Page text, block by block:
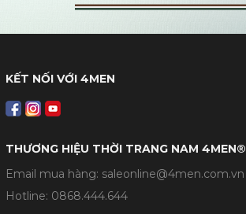
KẾT NỐI VỚI 4MEN
THƯƠNG HIỆU THỜI TRANG NAM 4MEN®
Email mua hàng: saleonline@4men.com.vn
Hotline: 0868.444.644